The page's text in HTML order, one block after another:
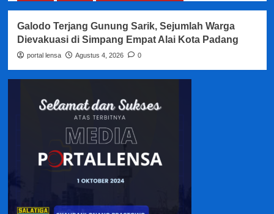
Galodo Terjang Gunung Sarik, Sejumlah Warga
Dievakuasi di Simpang Empat Alai Kota Padang
portal lensa Agustus 4, 2026 0